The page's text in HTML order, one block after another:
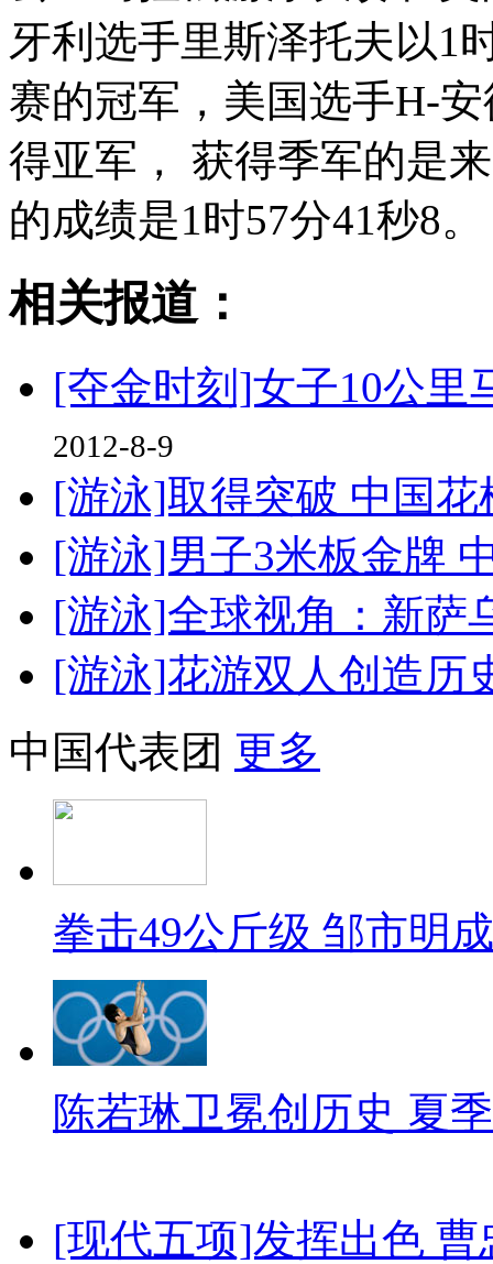
牙利选手里斯泽托夫以1
赛的冠军，美国选手H-
得亚军， 获得季军的是
的成绩是1时57分41秒8。
相关报道：
[夺金时刻]女子10公里
2012-8-9
[游泳]取得突破 中国
[游泳]男子3米板金牌
[游泳]全球视角：新萨
[游泳]花游双人创造历
中国代表团 更多
拳击49公斤级 邹市明
陈若琳卫冕创历史 夏
[现代五项]发挥出色